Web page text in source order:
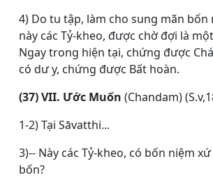
4) Do tu tập, làm cho sung mãn bốn
này các Tỷ-kheo, được chờ đợi là
Ngay trong hiện tại, chứng được
có dư y, chứng được Bất hoàn.
(37) VII. Ước Muốn (Chandam)
1-2) Tại Sāvatthi...
3)-- Này các Tỷ-kheo, có bốn niệm
bốn?